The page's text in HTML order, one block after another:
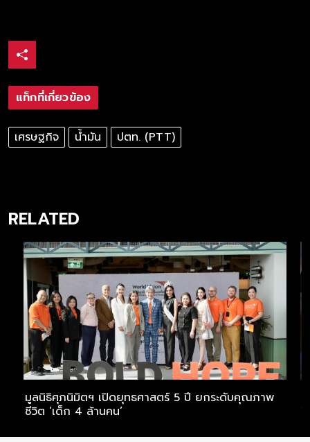
แท็กที่เกี่ยวข้อง
เศรษฐกิจ น้ำมัน ปตท. (PTT)
RELATED
มูลนิธิศุภนิมิตฯ เปิดยุทธศาสตร์ 5 ปี ยกระดับคุณภาพ
ชีวิต ‘เด็ก 4 ล้านคน’